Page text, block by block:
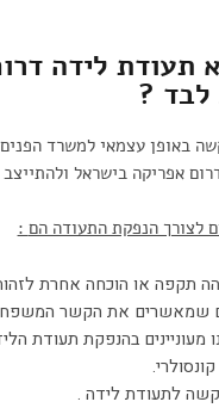
תעודת לידה
לבד ?
באופן עצמאי למשרד
אפריקה בישראל
לצורך הנפקת התעודה הם :
תקפה או הוכחה אחרת
שמאשרים את הקשר
מעוניינים בהנפקת תעודת